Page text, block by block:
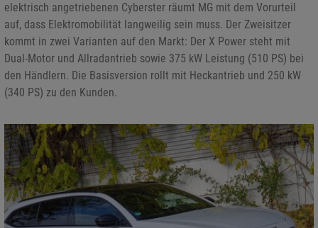
elektrisch angetriebenen Cyberster räumt MG mit dem Vorurteil
auf, dass Elektromobilität langweilig sein muss. Der Zweisitzer
kommt in zwei Varianten auf den Markt: Der X Power steht mit
Dual-Motor und Allradantrieb sowie 375 kW Leistung (510 PS) bei
den Händlern. Die Basisversion rollt mit Heckantrieb und 250 kW
(340 PS) zu den Kunden.